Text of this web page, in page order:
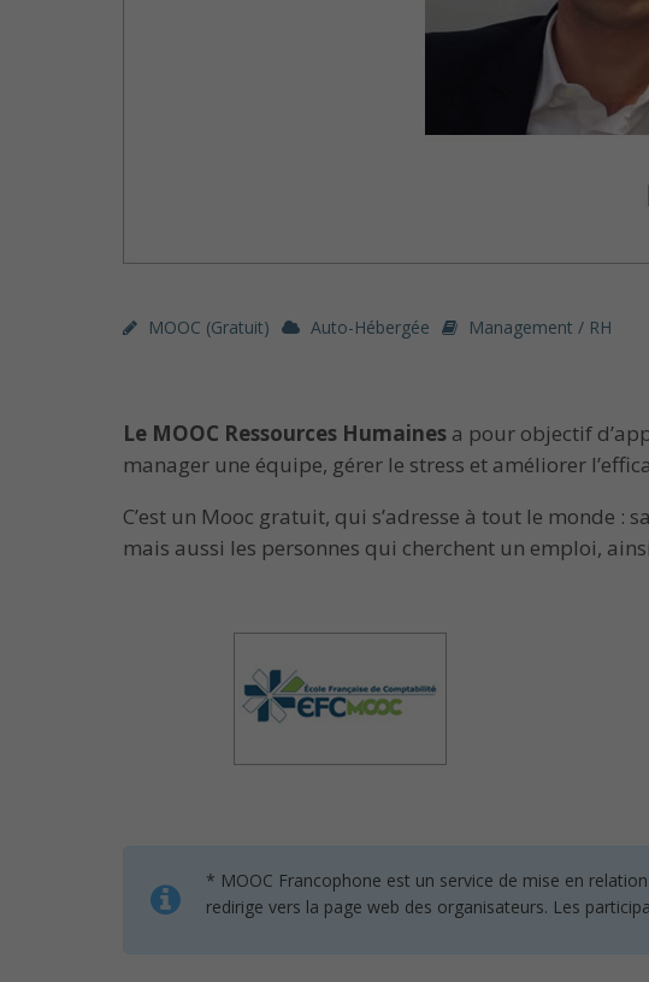
MOOC (gratuit) Auto-Hébergée Management / RH
Le MOOC Ressources Humaines a pour objectif
manager une équipe, gérer le stress et améliorer
C’est un Mooc gratuit, qui s’adresse à tout le monde
mais aussi les personnes qui cherchent un emploi,
* MOOC Francophone est un service de mise en
redirige vers la page web des organisateurs. Les